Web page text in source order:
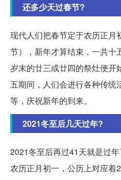
还多少天过春节?
现代人们把春节定于农历正月
节），新年才算结束，一共十
岁末的廿三或廿四的祭灶便开
五期间，人们会进行各种传统
等，庆祝新年的到来。
2021冬至后几天过年?
2021冬至后再过41天就是过
农历正月初一，公历上对应着